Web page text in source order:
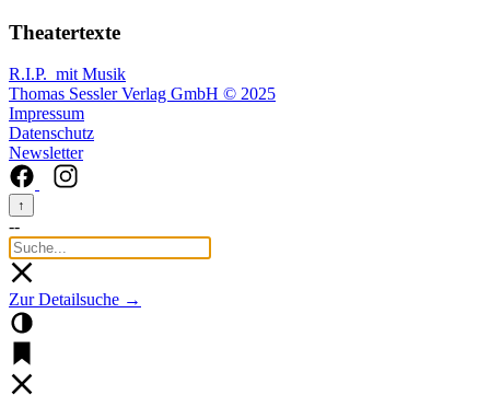
Theatertexte
R.I.P. mit Musik
Thomas Sessler Verlag GmbH © 2025
Impressum
Datenschutz
Newsletter
↑
--
Zur Detailsuche →